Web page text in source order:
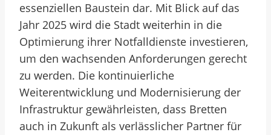
essenziellen Baustein dar. Mit Blick auf das
Jahr 2025 wird die Stadt weiterhin in die
Optimierung ihrer Notfalldienste investieren,
um den wachsenden Anforderungen gerecht
zu werden. Die kontinuierliche
Weiterentwicklung und Modernisierung der
Infrastruktur gewährleisten, dass Bretten
auch in Zukunft als verlässlicher Partner für